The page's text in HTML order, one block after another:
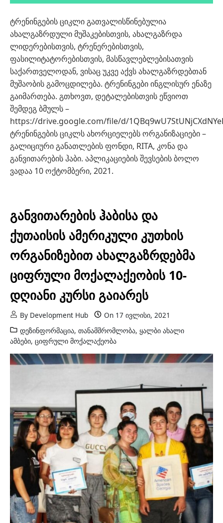
ტრენინგების ციკლი გათვალისწინებულია
ახალგაზრდული მუშაკებისთვის, ახალგაზრდა
ლიდერებისთვის, ტრენერებისთვის,
ფასილიტატორებისთვის, მასწავლებლებისათვის
საქართველოდან, ვისაც უკვე აქვს ახალგაზრდებთან
მუშაობის გამოცდილება. ტრენინგები ინგლისურ ენაზე
გაიმართება. გთხოვთ, დეტალებისთვის ეწვიოთ
შემდეგ ბმულს –
https://drive.google.com/file/d/
ტრენინგების ციკლს ახორციელებს ორგანიზაციები –
გალიციური განათლების ფონდი, RITA, კონა და
განვითარების ჰაბი. აპლიკაციების შევსების ბოლო
ვადაა 10 ოქტომბერი, 2021.
განვითარების ჰაბისა და
ქუთაისის ამერიკული კუთხის
ორგანიზებით ახალგაზრდებმა
ციფრული მოქალაქეობის 10-
დღიანი კურსი გაიარეს
By Development Hub On 17 ივლისი, 2021
დეზინფორმაცია, თანამშრომლობა, ყალბი ახალი
ამბები, ციფრული მოქალაქეობა